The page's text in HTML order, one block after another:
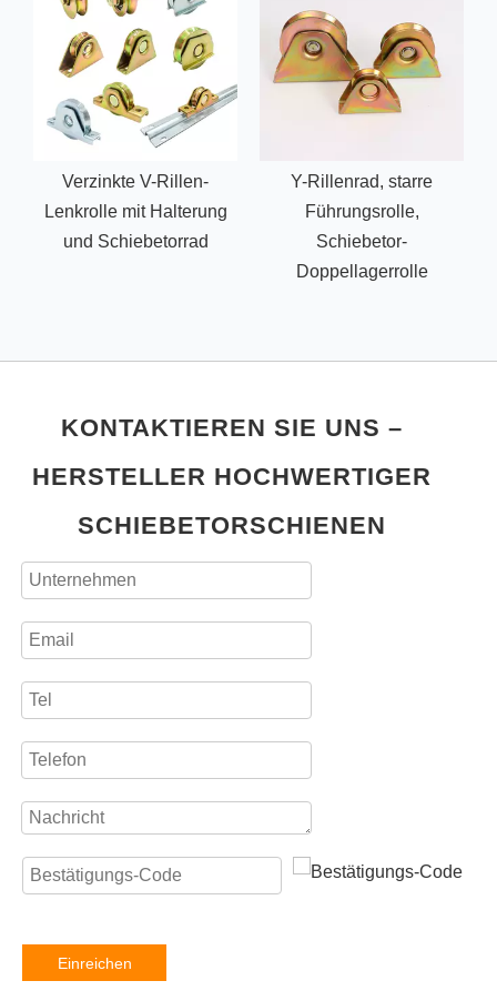
Verzinkte V-Rillen-
Lenkrolle mit Halterung
und Schiebetorrad
Y-Rillenrad, starre
Führungsrolle,
Schiebetor-
Doppellagerrolle
KONTAKTIEREN SIE UNS –
HERSTELLER HOCHWERTIGER
SCHIEBETORSCHIENEN
Einreichen